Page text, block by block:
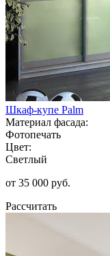
Шкаф-купе Palm
Материал фасада:
Фотопечать
Цвет:
Светлый
от 35 000 руб.
Рассчитать